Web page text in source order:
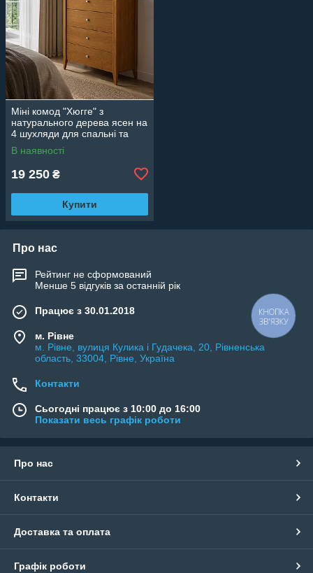
Міні комод "Хюгге" з
натурального дерева ясен на
4 шухляди для спальні та
вітальні
В наявності
19 250 ₴
Купити
Про нас
Рейтинг не сформований
Менше 5 відгуків за останній рік
Працює з 30.01.2018
м. Рівне
м. Рівне, вулиця Кулика і Гудачека, 20, Рівненська
область, 33004, Рівне, Україна
Контакти
Сьогодні працює з 10:00 до 16:00
Показати весь графік роботи
Про нас
Контакти
Доставка та оплата
Графік роботи
КНОПКА
ЗВ'ЯЗКУ